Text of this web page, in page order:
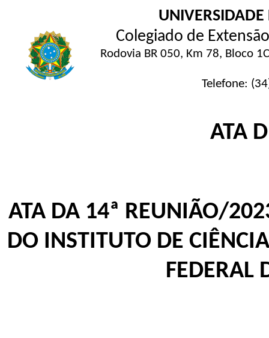
Colegiado de
Rodovia BR 050, Km 78, Bloco
Telefone:
ATA
ATA DA 14ª REUNIÃO/
DO INSTITUTO DE
FEDERAL